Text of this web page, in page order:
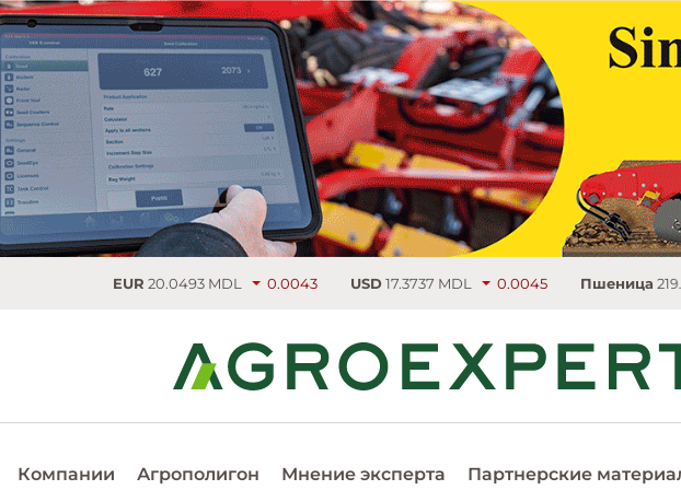
20.0493 MDL 0.0043 USD17.3737 MDL 0.0045 Пшеница 219.75 €/т
Компании Агрополигон Мнение эксперта Партнерские